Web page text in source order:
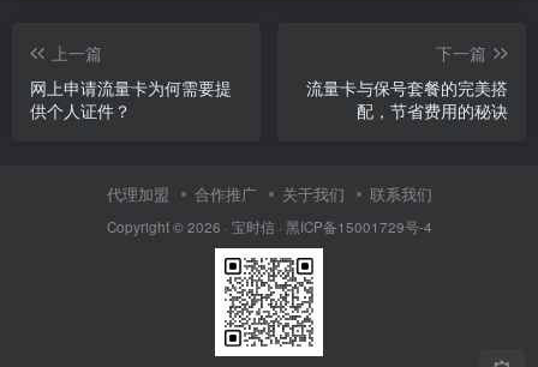
上一篇
网上申请流量卡为何需要提
供个人证件？
下一篇
流量卡与保号套餐的完美搭
配，节省费用的秘诀
代理加盟 合作推广 关于我们 联系我们
Copyright © 2026 · 宝时信· 黑ICP备15001729号-4